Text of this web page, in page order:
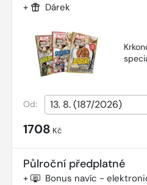
+ Dárek
Od:
1708 Kč
Půlroční předplatné
+ Bonus navíc -